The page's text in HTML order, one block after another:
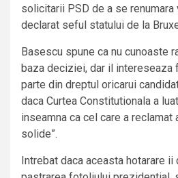
solicitarii PSD de a se renumara
declarat seful statului de la
Basescu spune ca nu cunoaste
baza deciziei, dar il intereseaza
parte din dreptul oricarui
daca Curtea Constitutionala a
inseamna ca cel care a reclamat
solide”.
Intrebat daca aceasta hotarare